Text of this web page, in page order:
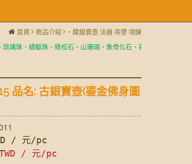
首頁 商品介紹
~ 藏銀寶壺 法器 吊墜 項鍊
蜻蜓珠、綠松石、山珊瑚、象骨化石、石榴石,
品名: 古銀寶壺(鎏金佛身圖
/ 元/pc
/ 元/pc